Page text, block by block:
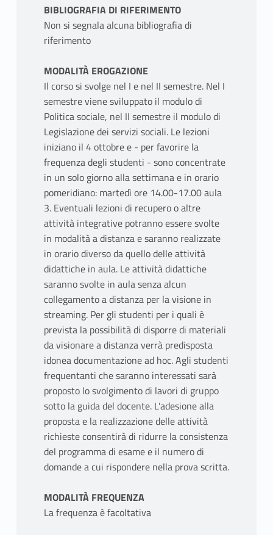
BIBLIOGRAFIA DI RIFERIMENTO
Non si segnala alcuna bibliografia di
riferimento
MODALITÀ EROGAZIONE
Il corso si svolge nel I e nel II semestre. Nel I
semestre viene sviluppato il modulo di
Politica sociale, nel II semestre il modulo di
Legislazione dei servizi sociali. Le lezioni
iniziano il 4 ottobre e - per favorire la
frequenza degli studenti - sono concentrate
in un solo giorno alla settimana e in orario
pomeridiano: martedì ore 14.00-17.00 aula
3. Eventuali lezioni di recupero o altre
attività integrative potranno essere svolte
in modalità a distanza e saranno realizzate
in orario diverso da quello delle attività
didattiche in aula. Le attività didattiche
saranno svolte in aula senza alcun
collegamento a distanza per la visione in
streaming. Per gli studenti per i quali è
prevista la possibilità di disporre di materiali
da visionare a distanza verrà predisposta
idonea documentazione ad hoc. Agli studenti
frequentanti che saranno interessati sarà
proposto lo svolgimento di lavori di gruppo
sotto la guida del docente. L'adesione alla
proposta e la realizzazione delle attività
richieste consentirà di ridurre la consistenza
del programma di esame e il numero di
domande a cui rispondere nella prova scritta.
MODALITÀ FREQUENZA
La frequenza è facoltativa